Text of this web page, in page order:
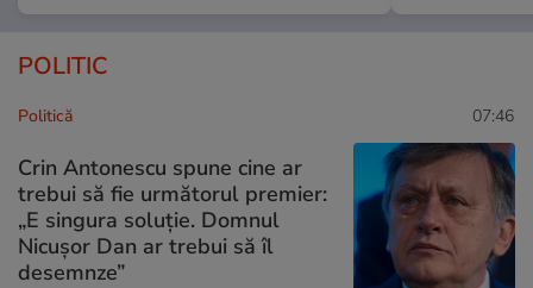
POLITIC
Politică 07:46
Crin Antonescu spune cine ar
trebui să fie următorul premier:
„E singura soluție. Domnul
Nicușor Dan ar trebui să îl
desemnze”